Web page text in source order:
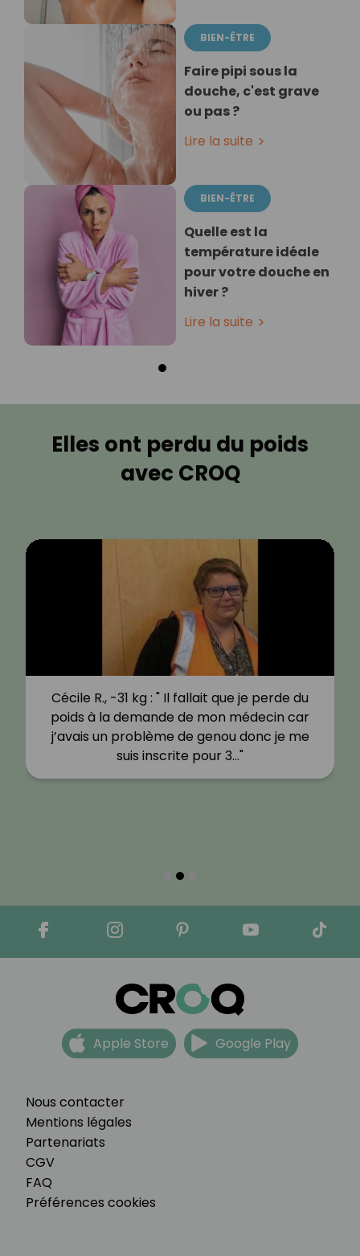
BIEN-ÊTRE
Faire pipi sous la
douche, c'est grave
ou pas ?
Lire la suite
BIEN-ÊTRE
Quelle est la
température idéale
pour votre douche en
hiver ?
Lire la suite
Elles ont perdu du poids
avec CROQ
Cécile R., -31 kg : " Il fallait que je perde du
poids à la demande de mon médecin car
j’avais un problème de genou donc je me
suis inscrite pour 3…"
Nous contacter
Mentions légales
Partenariats
CGV
FAQ
Préférences cookies
Apple Store Google Play